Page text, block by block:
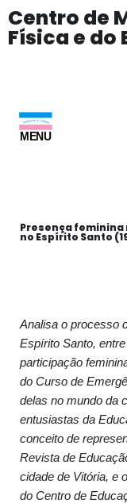
Pular
Centro de
Física e do
MENU
Presença feminina
no Espírito Santo
Analisa o processo
Espírito Santo,
participação
do Curso de
delas no mundo da
entusiastas da
conceito de
Revista de
cidade de Vitória, e
do Centro de